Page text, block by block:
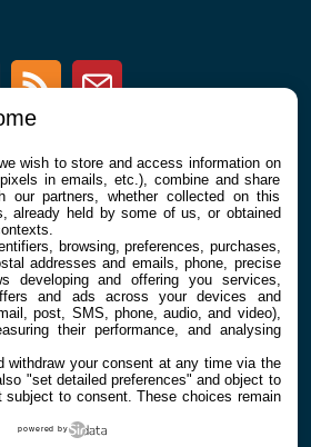
Youtube RSS Newsletter
À PROPOS
Contact
we wish to store and access information on
in emails, etc.), combine and share
our partners, whether collected on this
already held by some of us, or obtained
browsing, preferences, purchases,
addresses and emails, phone, precise
developing and offering you services,
and ads across your devices and
post, SMS, phone, audio, and video),
their performance, and analysing
withdraw your consent at any time via the
"set detailed preferences" and object to
subject to consent. These choices remain
powered by